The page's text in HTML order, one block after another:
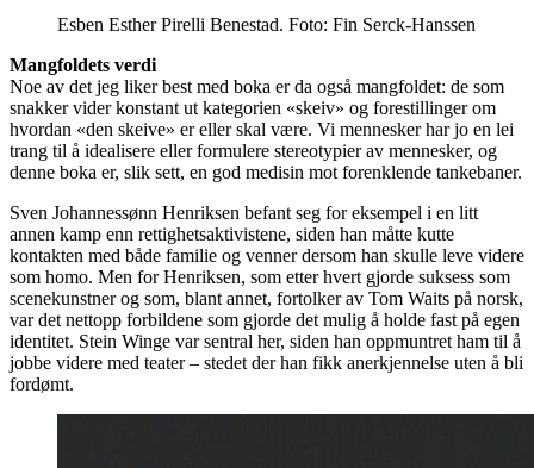
Esben Esther Pirelli Benestad. Foto: Fin Serck-Hanssen
Mangfoldets verdi
Noe av det jeg liker best med boka er da også mangfoldet: de som
snakker vider konstant ut kategorien «skeiv» og forestillinger om
hvordan «den skeive» er eller skal være. Vi mennesker har jo en lei
trang til å idealisere eller formulere stereotypier av mennesker, og
denne boka er, slik sett, en god medisin mot forenklende tankebaner.
Sven Johannessønn Henriksen befant seg for eksempel i en litt
annen kamp enn rettighetsaktivistene, siden han måtte kutte
kontakten med både familie og venner dersom han skulle leve videre
som homo. Men for Henriksen, som etter hvert gjorde suksess som
scenekunstner og som, blant annet, fortolker av Tom Waits på norsk,
var det nettopp forbildene som gjorde det mulig å holde fast på egen
identitet. Stein Winge var sentral her, siden han oppmuntret ham til å
jobbe videre med teater – stedet der han fikk anerkjennelse uten å bli
fordømt.